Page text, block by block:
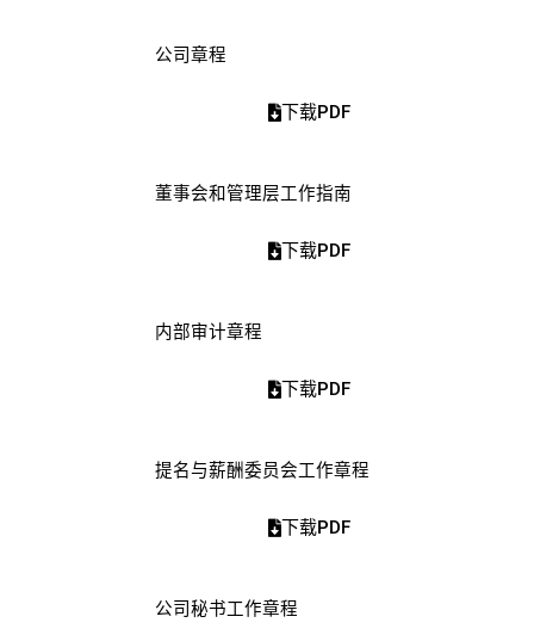
公司章程
下载PDF
董事会和管理层工作指南
下载PDF
内部审计章程
下载PDF
提名与薪酬委员会工作章程
下载PDF
公司秘书工作章程